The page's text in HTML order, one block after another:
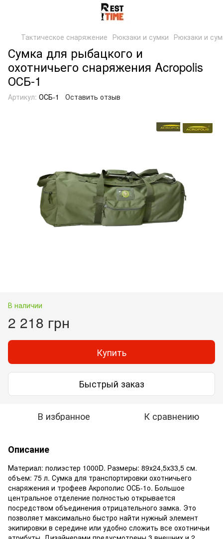
Тактическое снаряжение Рюкзаки и сумки Рюкзаки и
Сумка для рыбацкого и
охотничьего снаряжения Acropolis
ОСБ-1
Артикул: ОСБ-1 Оставить отзыв
В наличии
2 218 грн
Купить
Быстрый заказ
В избранное К сравнению
Описание
Материал: полиэстер 1000D. Размеры: 89х24,5х33,5 см.
объем: 75 л. Сумка для транспортировки охотничьего
снаряжения и трофеев Акрополис ОСБ-1о. Большое
центральное отделение полностью открывается
посредством объединения отрицательного замка. Это
позволяет максимально быстро найти нужный элемент
экипировки в середине или удобно сложить все охотничьи